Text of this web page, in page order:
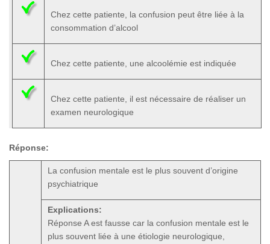
Chez cette patiente, la confusion peut être liée à la
consommation d’alcool
Chez cette patiente, une alcoolémie est indiquée
Chez cette patiente, il est nécessaire de réaliser un
examen neurologique
Réponse:
La confusion mentale est le plus souvent d’origine
psychiatrique
Explications:
Réponse A est fausse car la confusion mentale est le
plus souvent liée à une étiologie neurologique,